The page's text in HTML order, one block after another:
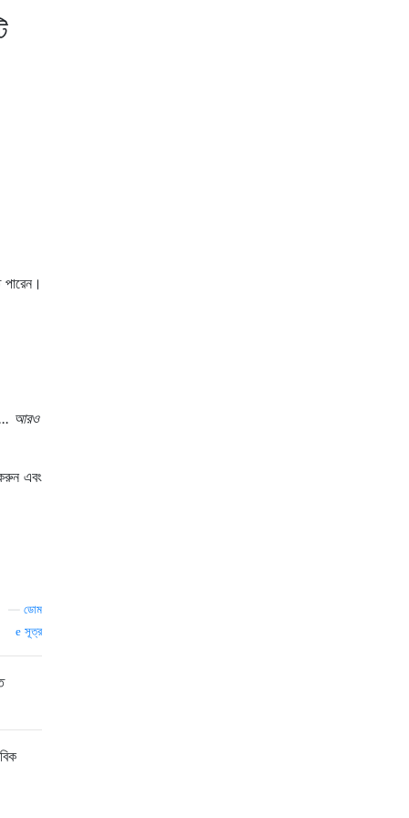
... আরও
এবং
ডোম
সূত্র